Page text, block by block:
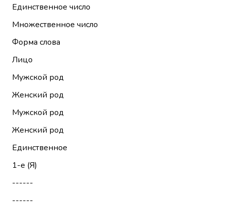
Единственное число
Множественное число
Форма слова
Лицо
Мужской род
Женский род
Мужской род
Женский род
Единственное
1-е (Я)
------
------